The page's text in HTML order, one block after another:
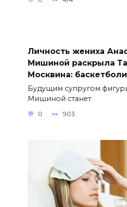
Личность жениха
Мишиной раскрыла
Москвина:
Будущим супругом
Мишиной станет
0 903